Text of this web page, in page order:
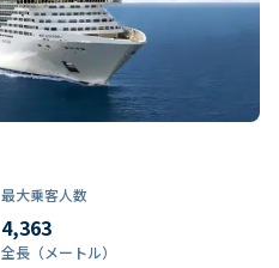
最大乗客人数
4,363
全長（メートル）